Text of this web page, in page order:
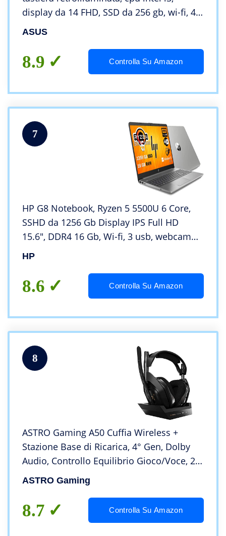
display da 14 FHD, SSD da 256 gb, wi-fi, 4
usb, bt, hdmi, webcam, lan, Win 11 Pro,
ASUS
8.9 Controlla Su Amazon
7
HP G8 Notebook, Ryzen 5 5500U 6 Core,
SSHD da 1256 Gb Display IPS Full HD
15.6″, DDR4 16 Gb, Wi-fi, 3 usb, webcam
HD, Windows 11 Pro 64 Bit, Libre Office,
HP
8.6 Controlla Su Amazon
8
ASTRO Gaming A50 Cuffia Wireless +
Stazione Base di Ricarica, 4° Gen, Dolby
Audio, Controllo Equilibrio Gioco/Voce, 2.4
GHz Wireless, 15 m di portata per Xbox
Series X|S, Xbox One, PC, Nero/Oro
ASTRO Gaming
8.7 Controlla Su Amazon